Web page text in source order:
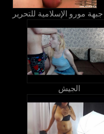
جبهة مورو الإسلامية للتحرير
الجيش